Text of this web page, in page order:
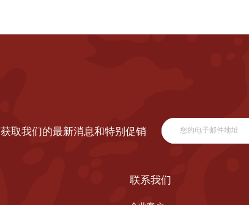
获取我们的最新消息和特别促销
联系我们